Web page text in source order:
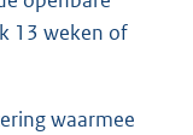
13 weken of
waarmee